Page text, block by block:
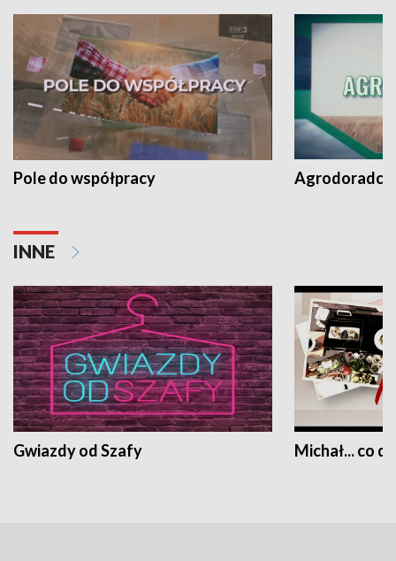
Pole do współpracy Agrodoradcy
INNE
Gwiazdy od Szafy Michał... co